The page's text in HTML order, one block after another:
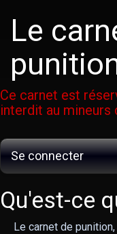
Le
Ce carnet est
interdit au mineurs
Se connecter
Qu'est-ce
Le carnet de